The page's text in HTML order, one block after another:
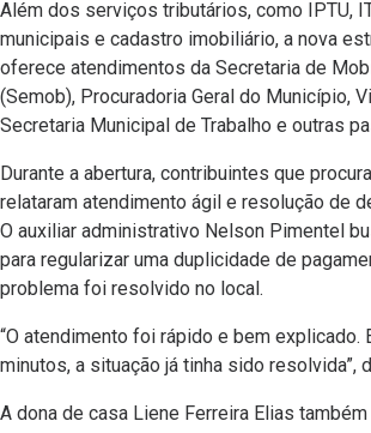
Além dos serviços tributários, como IPTU,
municipais e cadastro imobiliário, a nova
oferece atendimentos da Secretaria de
(Semob), Procuradoria Geral do Município,
Secretaria Municipal de Trabalho e outras
Durante a abertura, contribuintes que
relataram atendimento ágil e resolução de
O auxiliar administrativo Nelson Pimentel
para regularizar uma duplicidade de
problema foi resolvido no local.
“O atendimento foi rápido e bem explicado.
minutos, a situação já tinha sido resolvida”,
A dona de casa Liene Ferreira Elias